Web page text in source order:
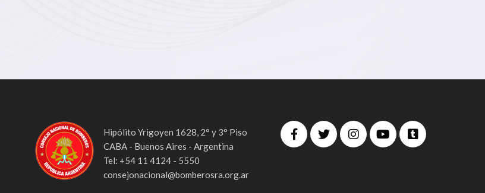
Hipólito Yrigoyen 1628, 2° y 3° Piso
CABA - Buenos Aires - Argentina
Tel: +54 11 4124 - 5550
consejonacional@bomberosra.org.ar